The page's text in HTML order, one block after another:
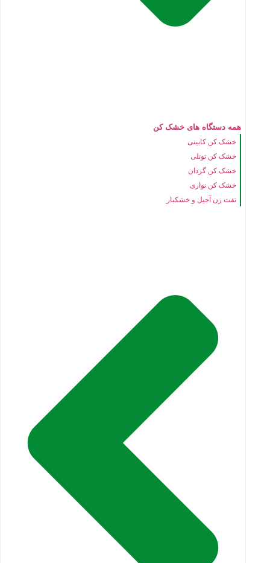
همه دستگاه های خشک کن
خشک کن کابینی
خشک کن تونلی
خشک کن گردان
خشک کن نواری
تفت زن آجیل و خشکبار